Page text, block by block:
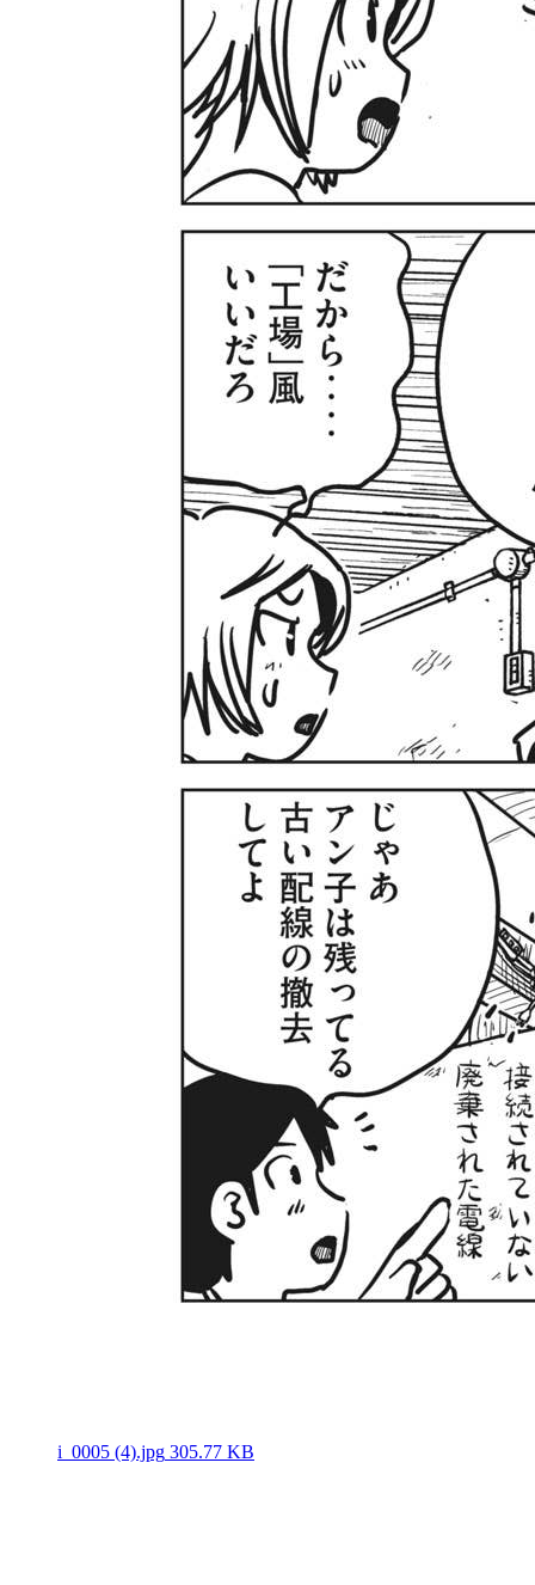
i_0005 (4).jpg 305.77 KB